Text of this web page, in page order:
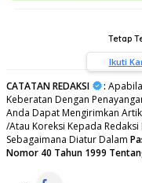
Tetap
Ikuti
CATATAN REDAKSI :
Keberatan Dengan
Anda Dapat Mengirimkan
/Atau Koreksi Kepada Redaksi
Sebagaimana Diatur Dalam
Nomor 40 Tahun 1999